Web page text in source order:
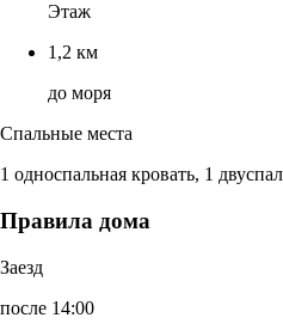
Этаж
1,2 км
до моря
Спальные места
1 односпальная кровать, 1
Правила дома
Заезд
после 14:00